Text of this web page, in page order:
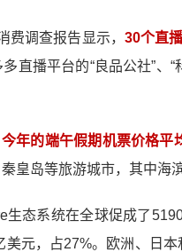
费调查报告显示， 30个直
直播平台的“良品公社”、
今年的端午假期机票价格平
皇岛等旅游城市，其中海
生态系统在全球促成了
美元，占27%。欧洲、日